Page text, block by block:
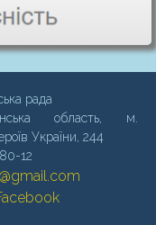
рада
область, м.
України, 244
12